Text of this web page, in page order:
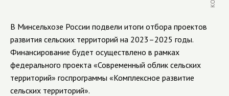
В Минсельхозе России подвели итоги отбора проектов
развития сельских территорий на 2023–2025 годы.
Финансирование будет осуществлено в рамках
федерального проекта «Современный облик сельских
территорий» госпрограммы «Комплексное развитие
сельских территорий».